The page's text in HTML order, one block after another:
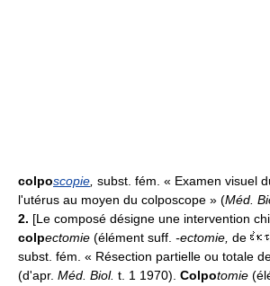
colposcopie subst. fém. « Examen visuel
l'utérus au moyen du colposcope » (Méd.
2. [Le composé désigne une intervention
colpectomie (élément suff. -ectomie, de
subst. fém. « Résection partielle ou totale
(d'apr. Méd. Biol. t. 1 1970). Colpotomie